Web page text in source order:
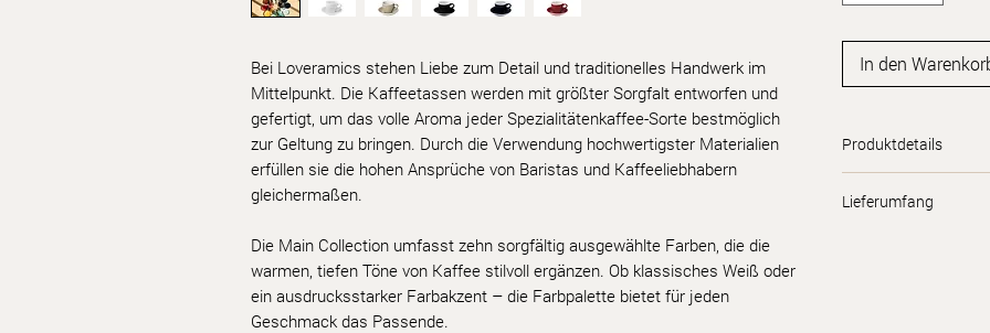
Bei Loveramics stehen Liebe zum Detail und traditionelles Handwerk im
Mittelpunkt. Die Kaffeetassen werden mit größter Sorgfalt entworfen und
gefertigt, um das volle Aroma jeder Spezialitätenkaffee-Sorte bestmöglich
zur Geltung zu bringen. Durch die Verwendung hochwertigster Materialien
erfüllen sie die hohen Ansprüche von Baristas und Kaffeeliebhabern
gleichermaßen.
Die Main Collection umfasst zehn sorgfältig ausgewählte Farben, die die
warmen, tiefen Töne von Kaffee stilvoll ergänzen. Ob klassisches Weiß oder
ein ausdrucksstarker Farbakzent – die Farbpalette bietet für jeden
Geschmack das Passende.
In den
Produktdetails
Lieferumfang